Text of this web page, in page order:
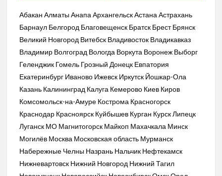
Абакан Алматы Анапа Архангельск Астана Астрахань
Барнаул Белгород Благовещенск Братск Брест Брянск
Великий Новгород Витебск Владивосток Владикавказ
Владимир Волгоград Вологда Воркута Воронеж Выборг
Геленджик Гомель Грозный Донецк Евпатория
Екатеринбург Иваново Ижевск Иркутск Йошкар-Ола
Казань Калининград Калуга Кемерово Киев Киров
Комсомольск-на-Амуре Кострома Красногорск
Краснодар Красноярск Куйбышев Курган Курск Липецк
Луганск МО Магнитогорск Майкоп Махачкала Минск
Могилёв Москва Московская область Мурманск
Набережные Челны Назрань Нальчик Нефтекамск
Нижневартовск Нижний Новгород Нижний Тагил